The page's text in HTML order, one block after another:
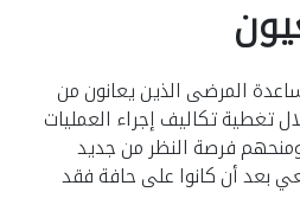
المرضى الذين يعانون من
تغطية تكاليف إجراء العمليات
ومنحهم فرصة النظر من جديد
بعد أن كانوا على حافة فقد